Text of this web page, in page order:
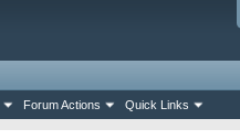
Forum Actions Quick Links